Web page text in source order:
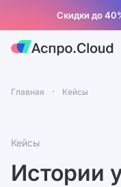
Скидки до
Главная Кейсы
Кейсы
Истории